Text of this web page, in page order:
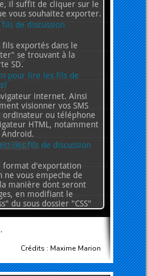
Crédits : Maxime Marion